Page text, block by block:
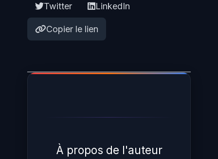
Twitter LinkedIn
Copier le lien
À propos de l'auteur